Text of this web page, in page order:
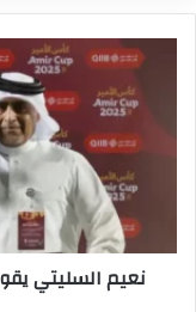
السليتي
الشمال
قطر
نعيم السليتي